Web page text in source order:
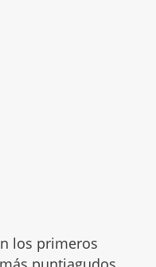
los primeros